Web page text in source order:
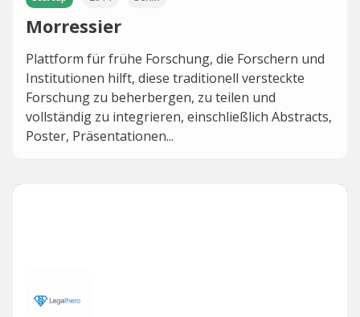
Morressier
Plattform für frühe Forschung, die Forschern und
Institutionen hilft, diese traditionell versteckte
Forschung zu beherbergen, zu teilen und
vollständig zu integrieren, einschließlich Abstracts,
Poster, Präsentationen...